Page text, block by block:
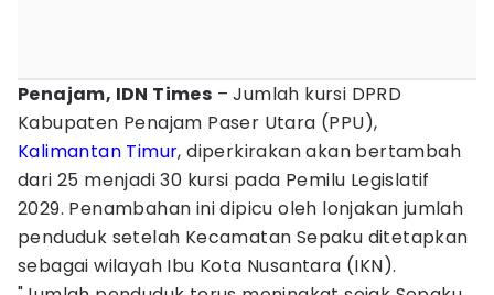
Penajam, IDN Times – Jumlah kursi DPRD
Kabupaten Penajam Paser Utara (PPU),
Kalimantan Timur, diperkirakan akan bertambah
dari 25 menjadi 30 kursi pada Pemilu Legislatif
2029. Penambahan ini dipicu oleh lonjakan jumlah
penduduk setelah Kecamatan Sepaku ditetapkan
sebagai wilayah Ibu Kota Nusantara (IKN).